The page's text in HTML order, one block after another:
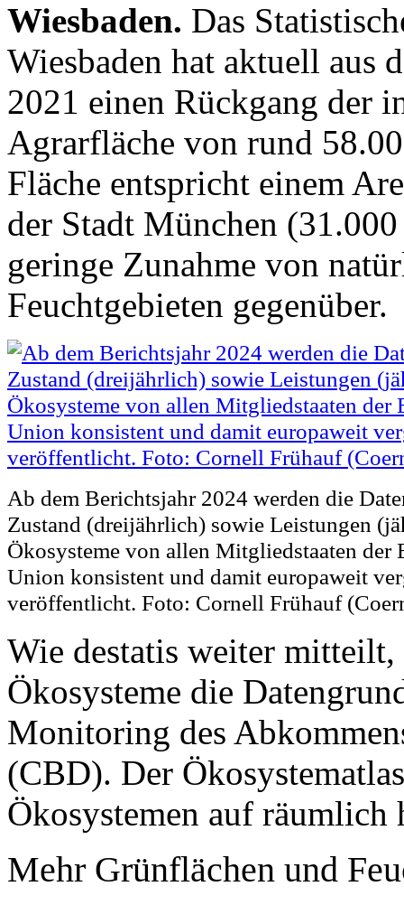
Wiesbaden. Das
Wiesbaden hat aktuell aus
2021 einen Rückgang der
Agrarfläche von rund
Fläche entspricht einem
der Stadt München
geringe Zunahme von
Feuchtgebieten gegenüber.
Ab dem Berichtsjahr 2024 werden die
Zustand (dreijährlich) sowie Leistungen
Ökosysteme von allen Mitgliedstaaten der
Union konsistent und damit europaweit
veröffentlicht. Foto: Cornell Frühauf
Wie destatis weiter
Ökosysteme die
Monitoring des
(CBD). Der
Ökosystemen auf räumlich
Mehr Grünflächen und